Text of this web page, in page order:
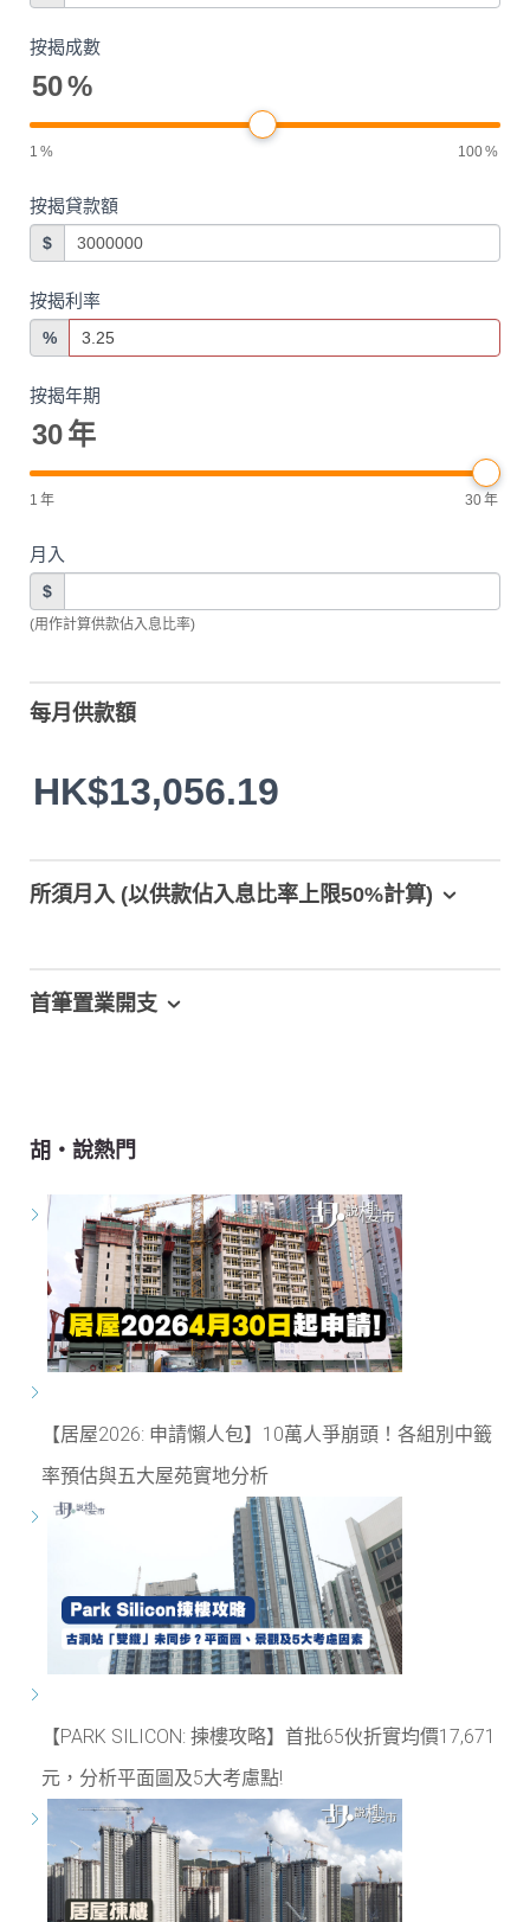
按揭成數
50%
1 % 100%
按揭貸款額
$
按揭利率
%
按揭年期
30年
1 年 30年
月入
$
(用作計算供款佔入息比率)
每月供款額
HK$13,056.19
所須月入 (以供款佔入息比率上限50%計算)
首筆置業開支
胡‧說熱門
【居屋2026: 申請懶人包】10萬人爭崩頭！各組別中籤
率預估與五大屋苑實地分析
【PARK SILICON: 揀樓攻略】首批65伙折實均價17,671
元，分析平面圖及5大考慮點!